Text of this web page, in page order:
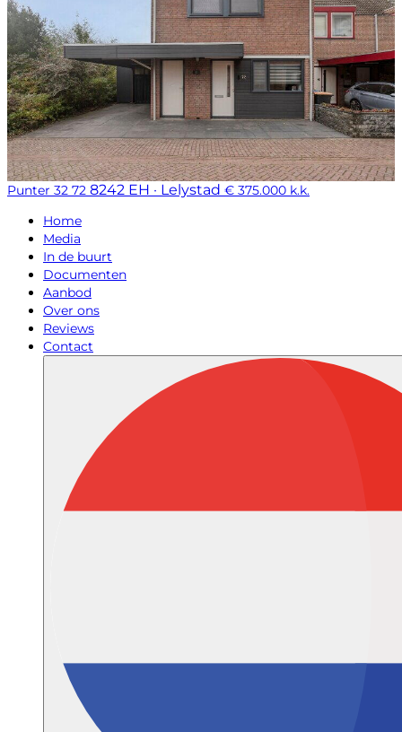
Punter 32 72 8242 EH · Lelystad € 375.000 k.k.
Home
Media
In de buurt
Documenten
Aanbod
Over ons
Reviews
Contact